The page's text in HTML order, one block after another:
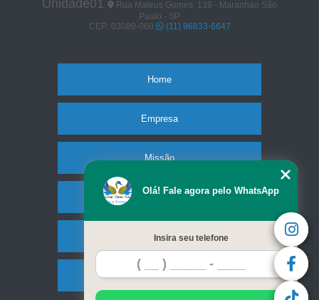
Unidade01
Rua Mateus Gomes, 139 - Maranhao São
Paulo - SP
CEP: 03089-060
(11) 96833-6647
Home
Empresa
Missão
Serviços
Contato
Mapa do site
Olá! Fale agora pelo WhatsApp
Insira seu telefone